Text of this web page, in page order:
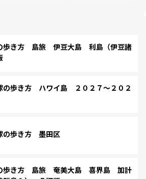
歩き方 島旅 伊豆大島 利島（伊豆諸
歩き方 ハワイ島 ２０２７～２０２
の歩き方 墨田区
歩き方 島旅 奄美大島 喜界島 加計